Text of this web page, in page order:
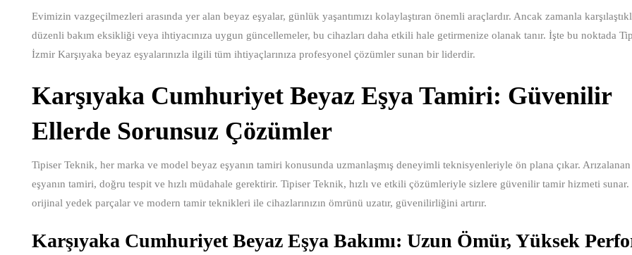
Evimizin vazgeçilmezleri arasında yer alan beyaz eşyalar, günlük yaşantımızı kolaylaştıran önemli araçlardır. Ancak zamanla
düzenli bakım eksikliği veya ihtiyacınıza uygun güncellemeler, bu cihazları daha etkili hale getirmenize olanak tanır. İşte bu noktada
İzmir Karşıyaka beyaz eşyalarınızla ilgili tüm ihtiyaçlarınıza profesyonel çözümler sunan bir liderdir.
Karşıyaka Cumhuriyet Beyaz Eşya Tamiri: Güvenilir
Ellerde Sorunsuz Çözümler
Tipiser Teknik, her marka ve model beyaz eşyanın tamiri konusunda uzmanlaşmış deneyimli teknisyenleriyle ön plana çıkar.
eşyanın tamiri, doğru tespit ve hızlı müdahale gerektirir. Tipiser Teknik, hızlı ve etkili çözümleriyle sizlere güvenilir tamir hizmeti sunar.
orijinal yedek parçalar ve modern tamir teknikleri ile cihazlarınızın ömrünü uzatır, güvenilirliğini artırır.
Karşıyaka Cumhuriyet Beyaz Eşya Bakımı: Uzun Ömür, Yüksek